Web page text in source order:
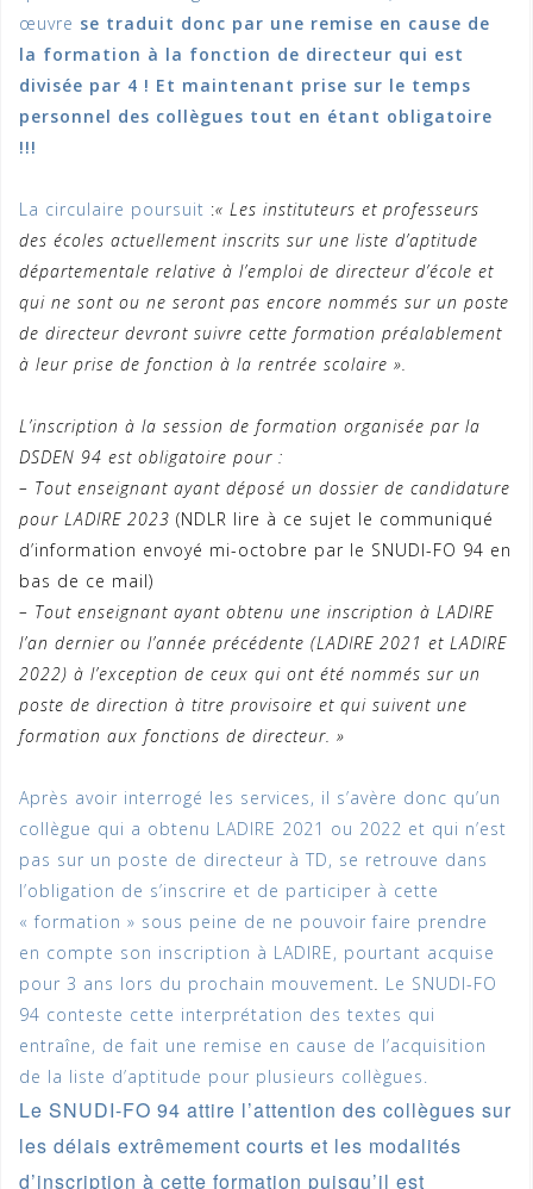
œuvre se traduit donc par une remise en cause de
la formation à la fonction de directeur qui est
divisée par 4 ! Et maintenant prise sur le temps
personnel des collègues tout en étant obligatoire
!!!
La circulaire poursuit :« Les instituteurs et professeurs
des écoles actuellement inscrits sur une liste d’aptitude
départementale relative à l’emploi de directeur d’école et
qui ne sont ou ne seront pas encore nommés sur un poste
de directeur devront suivre cette formation préalablement
à leur prise de fonction à la rentrée scolaire ».
L’inscription à la session de formation organisée par la
DSDEN 94 est obligatoire pour :
– Tout enseignant ayant déposé un dossier de candidature
pour LADIRE 2023 (NDLR lire à ce sujet le communiqué
d’information envoyé mi-octobre par le SNUDI-FO 94 en
bas de ce mail)
– Tout enseignant ayant obtenu une inscription à LADIRE
l’an dernier ou l’année précédente (LADIRE 2021 et LADIRE
2022) à l’exception de ceux qui ont été nommés sur un
poste de direction à titre provisoire et qui suivent une
formation aux fonctions de directeur. »
Après avoir interrogé les services, il s’avère donc qu’un
collègue qui a obtenu LADIRE 2021 ou 2022 et qui n’est
pas sur un poste de directeur à TD, se retrouve dans
l’obligation de s’inscrire et de participer à cette
« formation » sous peine de ne pouvoir faire prendre
en compte son inscription à LADIRE, pourtant acquise
pour 3 ans lors du prochain mouvement. Le SNUDI-FO
94 conteste cette interprétation des textes qui
entraîne, de fait une remise en cause de l’acquisition
de la liste d’aptitude pour plusieurs collègues.
Le SNUDI-FO 94 attire l’attention des collègues sur
les délais extrêmement courts et les modalités
d’inscription à cette formation puisqu’il est